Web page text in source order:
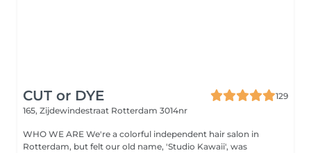
CUT or DYE
129
165, Zijdewindestraat Rotterdam 3014nr
WHO WE ARE We're a colorful independent hair salon in
Rotterdam, but felt our old name, 'Studio Kawaii', was